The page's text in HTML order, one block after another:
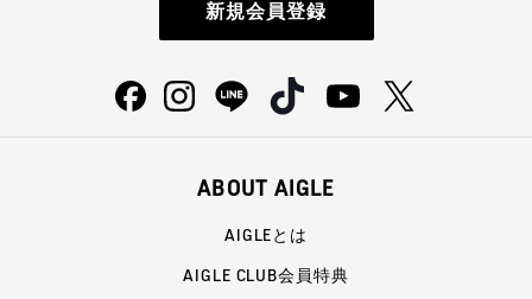
新規会員登録
ABOUT AIGLE
AIGLEとは
AIGLE CLUB会員特典